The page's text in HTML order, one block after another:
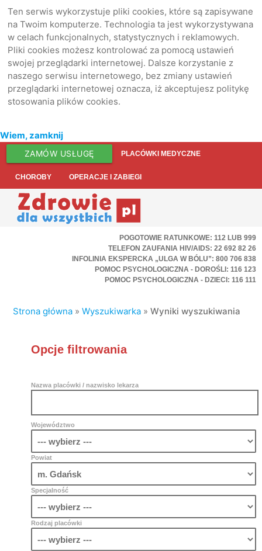
Ten serwis wykorzystuje pliki cookies, które są zapisywane
na Twoim komputerze. Technologia ta jest wykorzystywana
w celach funkcjonalnych, statystycznych i reklamowych.
Pliki cookies możesz kontrolować za pomocą ustawień
swojej przeglądarki internetowej. Dalsze korzystanie z
naszego serwisu internetowego, bez zmiany ustawień
przeglądarki internetowej oznacza, iż akceptujesz politykę
stosowania plików cookies.
Wiem, zamknij
ZAMÓW USŁUGĘ PLACÓWKI MEDYCZNE
CHOROBY OPERACJE I ZABIEGI
POGOTOWIE RATUNKOWE: 112 LUB 999
TELEFON ZAUFANIA HIV/AIDS: 22 692 82 26
INFOLINIA EKSPERCKA „ULGA W BÓLU”: 800 706 838
POMOC PSYCHOLOGICZNA - DOROŚLI: 116 123
POMOC PSYCHOLOGICZNA - DZIECI: 116 111
Strona główna »Wyszukiwarka »Wyniki wyszukiwania
Opcje filtrowania
Nazwa placówki / nazwisko lekarza
Województwo
Powiat
Specjalność
Rodzaj placówki